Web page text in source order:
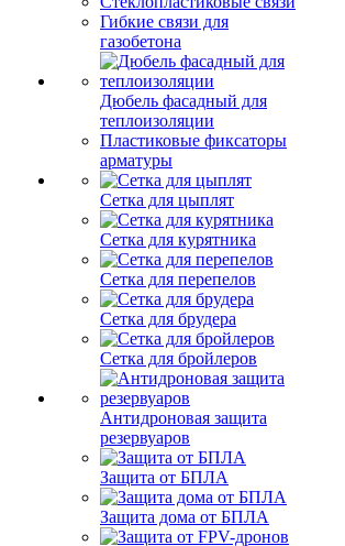
Гибкие связи для
газобетона
Дюбель фасадный для
теплоизоляции
Пластиковые фиксаторы
арматуры
Сетка для цыплят
Сетка для курятника
Сетка для перепелов
Сетка для брудера
Сетка для бройлеров
Антидроновая защита
резервуаров
Защита от БПЛА
Защита дома от БПЛА